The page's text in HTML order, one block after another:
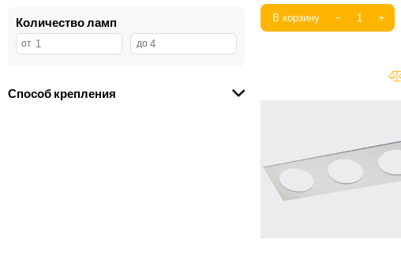
Количество ламп
Способ крепления